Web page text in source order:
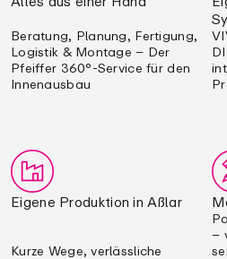
Beratung, Planung, Fertigung,
Logistik & Montage – Der
Pfeiffer 360°-Service für den
Innenausbau
Eigene Produktion in Aßlar
Kurze Wege, verlässliche
–